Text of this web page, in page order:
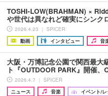
TOSHI-LOW(BRAHMAN) ×
や世代は異なれど確実にシンク
2026.4.23 ｜ SPICER
動画
インタビュー 音
大阪・万博記念公園で関西最大
ト『OUTDOOR PARK』開催
2026.4.7 ｜ SPICER
ニュース
音楽 イベント/